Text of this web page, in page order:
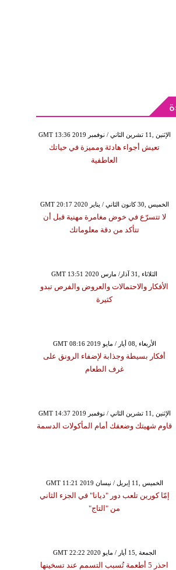
GMT 13:36 2019 الإثنين ,11 تشرين الثاني / نوفمبر
تعيش أجواء هادئة ومميزة في حياتك
العاطفية
GMT 20:17 2020 الخميس ,30 كانون الثاني / يناير
لا تتسرّع في خوض مغامرة مهنية قبل أن
تتأكد من دقة معلوماتك
GMT 13:51 2020 الثلاثاء ,31 آذار/ مارس
الأفكار والاحتمالات والعروض والفرص تبدو
كثيرة
GMT 08:16 2019 الأربعاء ,08 أيار / مايو
أفكار بسيطة وجذابة لإضفاء الرونق على
غرف الطعام
GMT 14:37 2019 الإثنين ,11 تشرين الثاني / نوفمبر
قاوم شهيتك وضعفك أمام المأكولات الدسمة
GMT 11:21 2019 الخميس ,11 إبريل / نيسان
إمّا كورين تلعب دور "ديانا" في الجزء الثاني
من "التاج"
GMT 22:22 2020 الجمعة ,15 أيار / مايو
احذر 5 أطعمة تُسبب التسمم عند تسخينها